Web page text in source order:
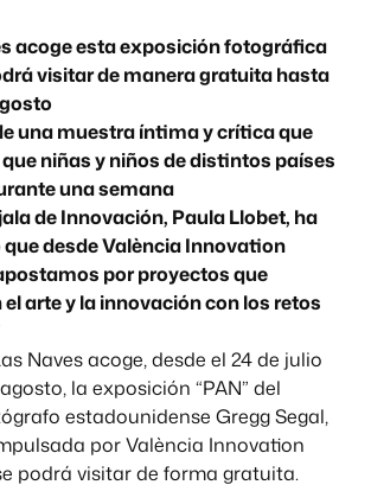
acoge esta exposición fotográfica
visitar de manera gratuita hasta
una muestra íntima y crítica que
niñas y niños de distintos países
una semana
de Innovación, Paula Llobet, ha
desde València Innovation
por proyectos que
arte y la innovación con los retos
Naves acoge, desde el 24 de julio
la exposición “PAN” del
estadounidense Gregg Segal,
por València Innovation
podrá visitar de forma gratuita.